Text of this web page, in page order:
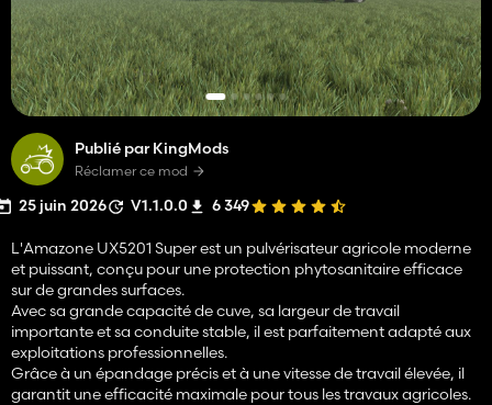
Publié par KingMods
Réclamer ce mod
25 juin 2026 V1.1.0.0 6 349
L'Amazone UX5201 Super est un pulvérisateur agricole moderne
et puissant, conçu pour une protection phytosanitaire efficace
sur de grandes surfaces.
Avec sa grande capacité de cuve, sa largeur de travail
importante et sa conduite stable, il est parfaitement adapté aux
exploitations professionnelles.
Grâce à un épandage précis et à une vitesse de travail élevée, il
garantit une efficacité maximale pour tous les travaux agricoles.